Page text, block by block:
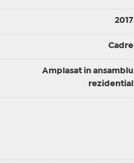
2017
Cadre
Amplasat in ansamblu
rezidential